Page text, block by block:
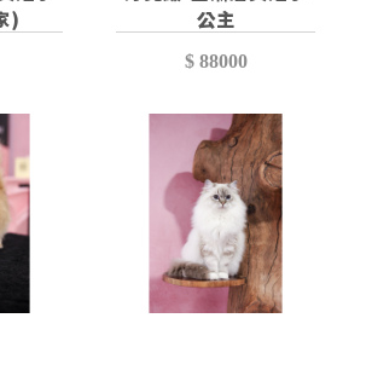
)
公主
$ 88000